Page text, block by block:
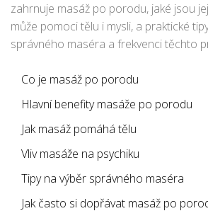
zahrnuje masáž po porodu, jaké jsou
může pomoci tělu i mysli, a praktické
správného maséra a frekvenci těchto
Co je masáž po porodu
Hlavní benefity masáže po porodu
Jak masáž pomáhá tělu
Vliv masáže na psychiku
Tipy na výběr správného maséra
Jak často si dopřávat masáž po